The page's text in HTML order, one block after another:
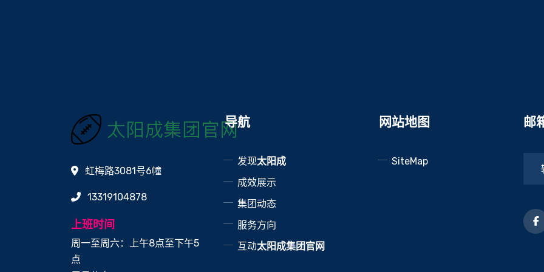
虹梅路3081号6幢
13319104878
上班时间
周一至周六：上午8点至下午5
点
导航
发现太阳成
成效展示
集团动态
服务方向
互动太阳成集团官网
网站地图
SiteMap
邮